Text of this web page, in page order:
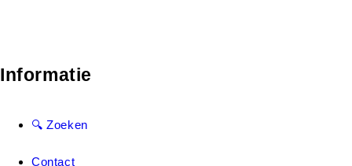
Informatie
🔍 Zoeken
Contact